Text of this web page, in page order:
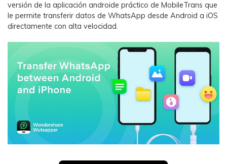
versión de la aplicación androide práctico de MobileTrans que
le permite transferir datos de WhatsApp desde Android a iOS
directamente con alta velocidad.